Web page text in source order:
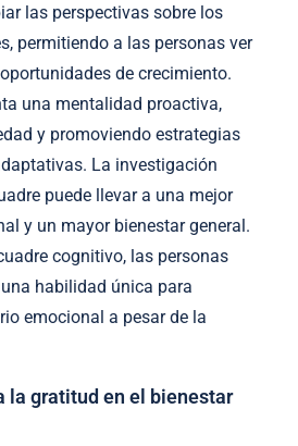
las perspectivas sobre los
permitiendo a las personas ver
de crecimiento.
una mentalidad proactiva,
y promoviendo estrategias
La investigación
puede llevar a una mejor
y un mayor bienestar general.
cognitivo, las personas
habilidad única para
emocional a pesar de la
la gratitud en el bienestar